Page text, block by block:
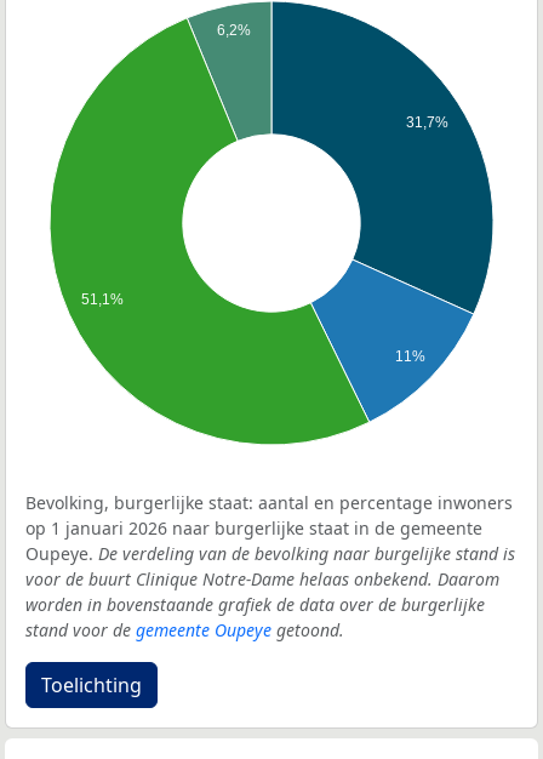
31,7%
11%
6,2%
51,1%
Bevolking, burgerlijke staat: aantal en percentage inwoners
op 1 januari 2026 naar burgerlijke staat in de gemeente
Oupeye. De verdeling van de bevolking naar burgelijke stand is
voor de buurt Clinique Notre-Dame helaas onbekend. Daarom
worden in bovenstaande grafiek de data over de burgerlijke
stand voor de gemeente Oupeye getoond.
Toelichting